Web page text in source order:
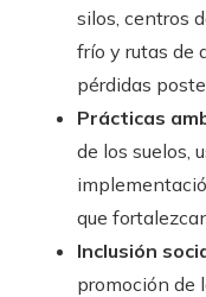
silos, centros
frío y rutas de
pérdidas
Prácticas
de los suelos,
que
Inclusión
promoción de